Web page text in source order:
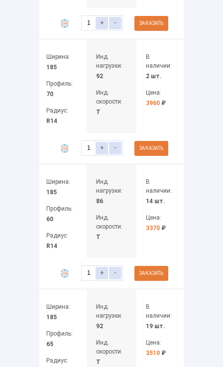
+ - ЗАКАЗАТЬ
Ширина:
185
Профиль:
70
Радиус:
R14
Инд.
нагрузки:
92
Инд.
скорости:
T
В
наличии:
2 шт.
Цена:
3960 ₽
+ - ЗАКАЗАТЬ
Ширина:
185
Профиль:
60
Радиус:
R14
Инд.
нагрузки:
86
Инд.
скорости:
T
В
наличии:
14 шт.
Цена:
3370 ₽
+ - ЗАКАЗАТЬ
Ширина:
185
Профиль:
65
Радиус:
Инд.
нагрузки:
92
Инд.
скорости:
T
В
наличии:
19 шт.
Цена:
3510 ₽